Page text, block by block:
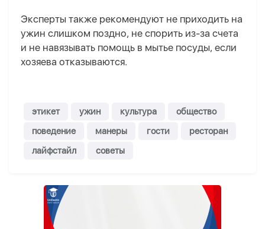
Эксперты также рекомендуют не приходить на
ужин слишком поздно, не спорить из-за счета
и не навязывать помощь в мытье посуды, если
хозяева отказываются.
этикет ужин культура
общество
поведение
манеры гости
ресторан
лайфстайл
советы